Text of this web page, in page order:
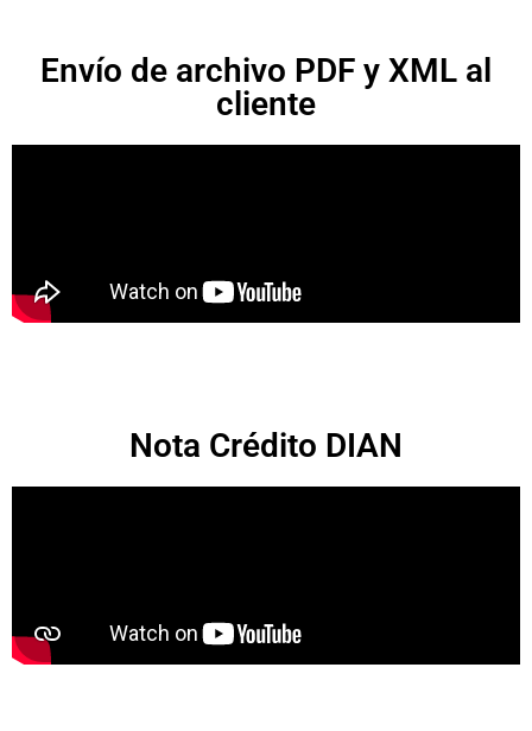
Envío de archivo PDF y XML al
cliente
Nota Crédito DIAN